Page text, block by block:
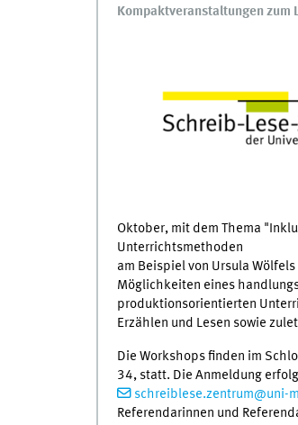
Kompaktveranstaltungen
Oktober, mit dem Thema
Unterrichtsmethoden
am Beispiel von Ursula Wölfels
Möglichkeiten eines
produktionsorientierten
Erzählen und Lesen sowie
Die Workshops finden im
34, statt. Die Anmeldung
schreiblese.zentrum@uni-
Referendarinnen und